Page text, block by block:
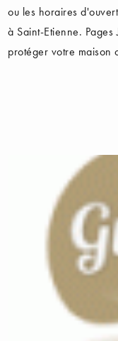
ou les horaires
à Saint-Etienne.
protéger votre maison